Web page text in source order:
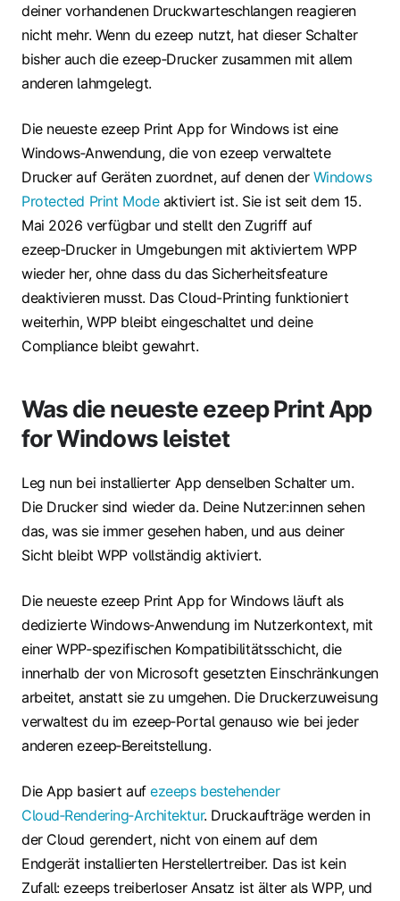
deiner vorhandenen Druckwarteschlangen reagieren
nicht mehr. Wenn du ezeep nutzt, hat dieser Schalter
bisher auch die ezeep‑Drucker zusammen mit allem
anderen lahmgelegt.
Die neueste ezeep Print App for Windows ist eine
Windows‑Anwendung, die von ezeep verwaltete
Drucker auf Geräten zuordnet, auf denen der Windows
Protected Print Modeaktiviert ist. Sie ist seit dem 15.
Mai 2026 verfügbar und stellt den Zugriff auf
ezeep‑Drucker in Umgebungen mit aktiviertem WPP
wieder her, ohne dass du das Sicherheitsfeature
deaktivieren musst. Das Cloud-Printing funktioniert
weiterhin, WPP bleibt eingeschaltet und deine
Compliance bleibt gewahrt.
Was die neueste ezeep Print App
for Windows leistet
Leg nun bei installierter App denselben Schalter um.
Die Drucker sind wieder da. Deine Nutzer:innen sehen
das, was sie immer gesehen haben, und aus deiner
Sicht bleibt WPP vollständig aktiviert.
Die neueste ezeep Print App for Windows läuft als
dedizierte Windows‑Anwendung im Nutzerkontext, mit
einer WPP‑spezifischen Kompatibilitätsschicht, die
innerhalb der von Microsoft gesetzten Einschränkungen
arbeitet, anstatt sie zu umgehen. Die Druckerzuweisung
verwaltest du im ezeep‑Portal genauso wie bei jeder
anderen ezeep‑Bereitstellung.
Die App basiert aufezeeps bestehender
Cloud‑Rendering‑Architektur. Druckaufträge werden in
der Cloud gerendert, nicht von einem auf dem
Endgerät installierten Herstellertreiber. Das ist kein
Zufall: ezeeps treiberloser Ansatz ist älter als WPP, und